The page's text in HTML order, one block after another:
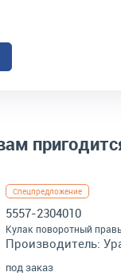
Спецпредложение
5557-2304010
Кулак поворотный
Производитель:
под заказ